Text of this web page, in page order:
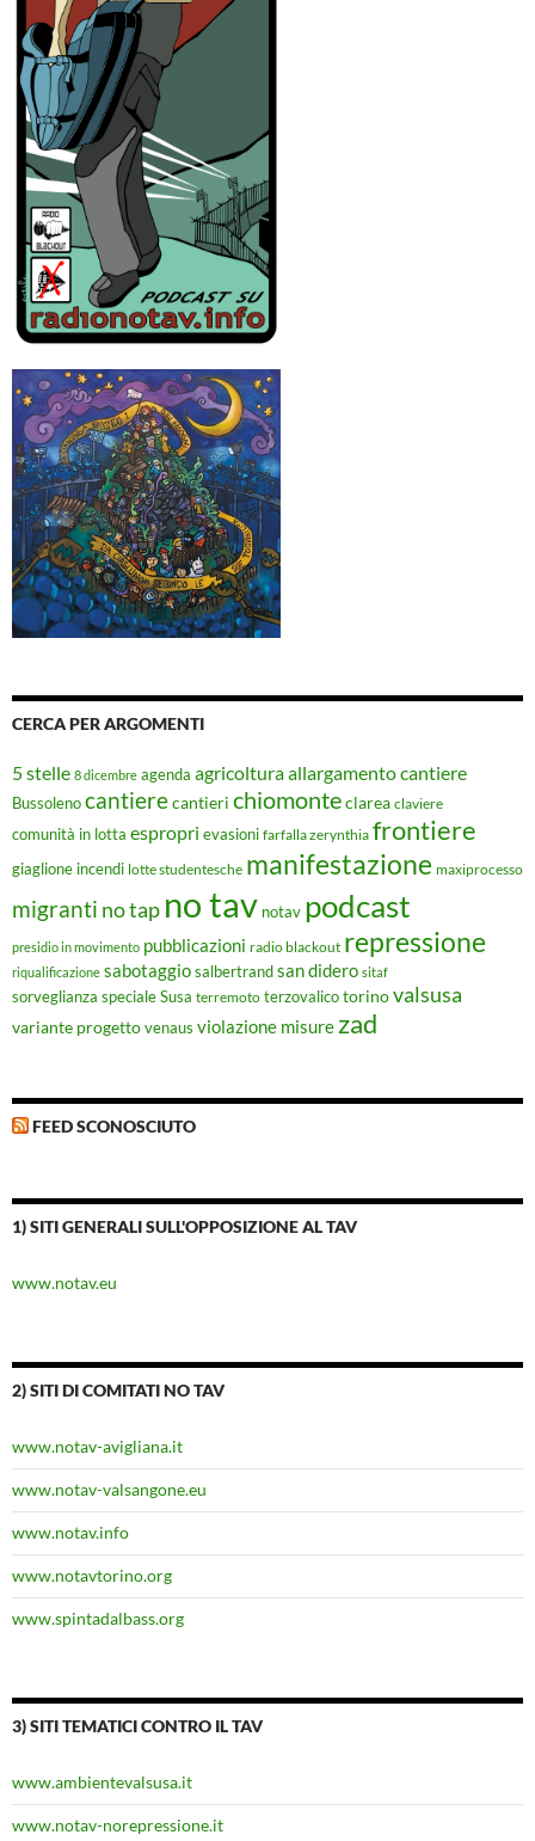
CERCA PER ARGOMENTI
5 stelle 8 dicembre agenda agricolturaallargamento cantiere
Bussolenocantierecantieri chiomonteclarea claviere
comunità in lotta espropri evasioni farfalla zerynthia frontiere
giaglione incendi lotte studentesche manifestazione maxiprocesso
migranti no tap no tav notav podcast
presidio in movimento pubblicazioni radio blackout repressione
riqualificazione sabotaggiosalbertrandsan didero sitaf
sorveglianza speciale Susa terremoto terzovalico torinovalsusa
variante progettovenaus violazione misure zad
FEED SCONOSCIUTO
1) SITI GENERALI SULL'OPPOSIZIONE AL TAV
www.notav.eu
2) SITI DI COMITATI NO TAV
www.notav-avigliana.it
www.notav-valsangone.eu
www.notav.info
www.notavtorino.org
www.spintadalbass.org
3) SITI TEMATICI CONTRO IL TAV
www.ambientevalsusa.it
www.notav-norepressione.it